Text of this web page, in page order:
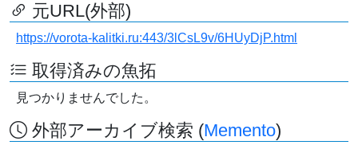
元URL(外部)
https://vorota-kalitki.ru:443/3lCsL9v/6HUyDjP.html
取得済みの魚拓
見つかりませんでした。
外部アーカイブ検索 (Memento)